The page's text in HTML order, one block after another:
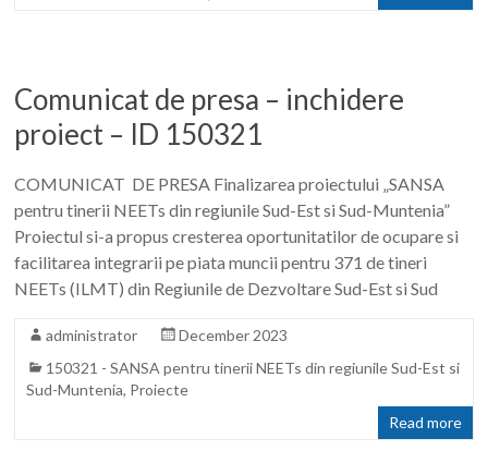
Comunicat de presa – inchidere
proiect – ID 150321
COMUNICAT DE PRESA Finalizarea proiectului „SANSA
pentru tinerii NEETs din regiunile Sud-Est si Sud-Muntenia”
Proiectul si-a propus cresterea oportunitatilor de ocupare si
facilitarea integrarii pe piata muncii pentru 371 de tineri
NEETs (ILMT) din Regiunile de Dezvoltare Sud-Est si Sud
administrator
December 2023
150321 - SANSA pentru tinerii NEETs din regiunile Sud-Est si
Sud-Muntenia, Proiecte
Read more